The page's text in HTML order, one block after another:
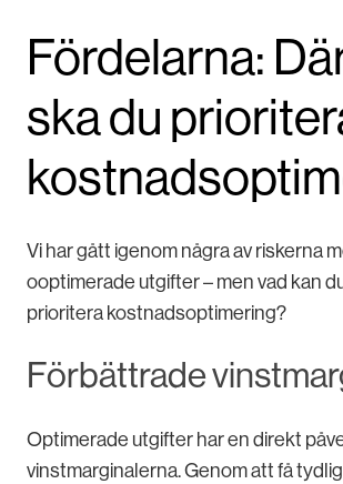
Fördelarna:
ska du
Vi har gått igenom några av riskerna
ooptimerade utgifter – men vad kan
prioritera kostnadsoptimering?
Förbättrade
Optimerade utgifter har en direkt
vinstmarginalerna. Genom att få